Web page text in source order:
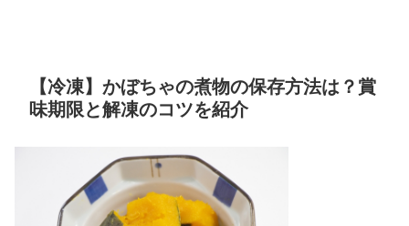
【冷凍】かぼちゃの煮物の保存方法は？賞
味期限と解凍のコツを紹介